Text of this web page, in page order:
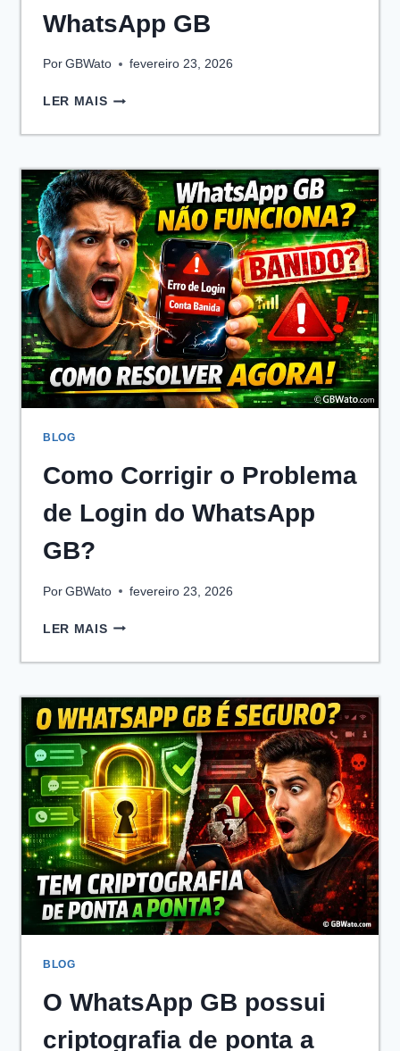
WhatsApp GB
Por GBWato fevereiro 23, 2026
LER MAISCOMO
CONVERSAS
NO
WHATSAPP
GB
BLOG
Como Corrigir o Problema
de Login do WhatsApp
GB?
Por GBWato fevereiro 23, 2026
LER MAISCOMO
O
DE
LOGIN
DO
WHATSAPP
GB?
BLOG
O WhatsApp GB possui
criptografia de ponta a